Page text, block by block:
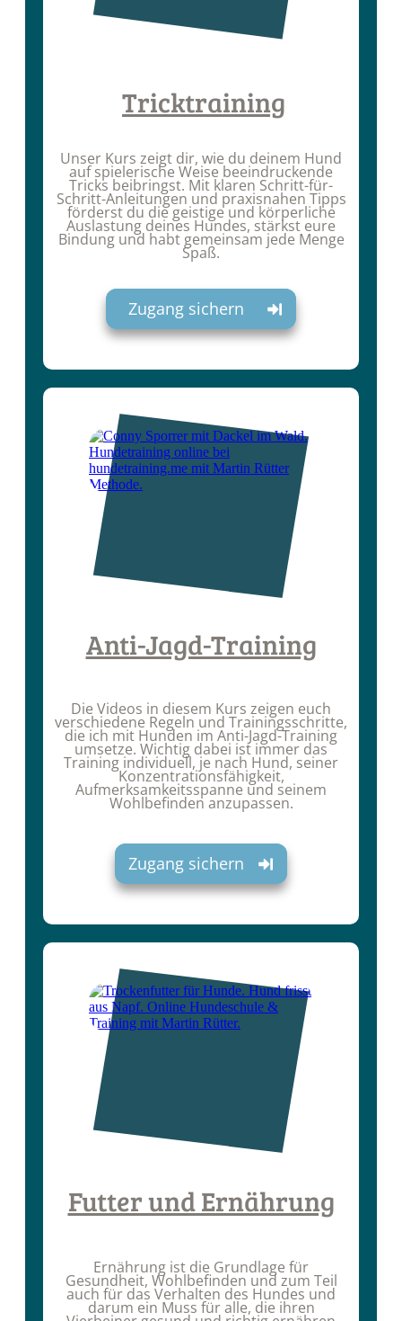
Tricktraining
Unser Kurs zeigt dir, wie du deinem Hund
auf spielerische Weise beeindruckende
Tricks beibringst. Mit klaren Schritt-für-
Schritt-Anleitungen und praxisnahen Tipps
förderst du die geistige und körperliche
Auslastung deines Hundes, stärkst eure
Bindung und habt gemeinsam jede Menge
Spaß.
Zugang sichern
Anti-Jagd-Training
Die Videos in diesem Kurs zeigen euch
verschiedene Regeln und Trainingsschritte,
die ich mit Hunden im Anti-Jagd-Training
umsetze. Wichtig dabei ist immer das
Training individuell, je nach Hund, seiner
Konzentrationsfähigkeit,
Aufmerksamkeitsspanne und seinem
Wohlbefinden anzupassen.
Zugang sichern
Futter und Ernährung
Ernährung ist die Grundlage für
Gesundheit, Wohlbefinden und zum Teil
auch für das Verhalten des Hundes und
darum ein Muss für alle, die ihren